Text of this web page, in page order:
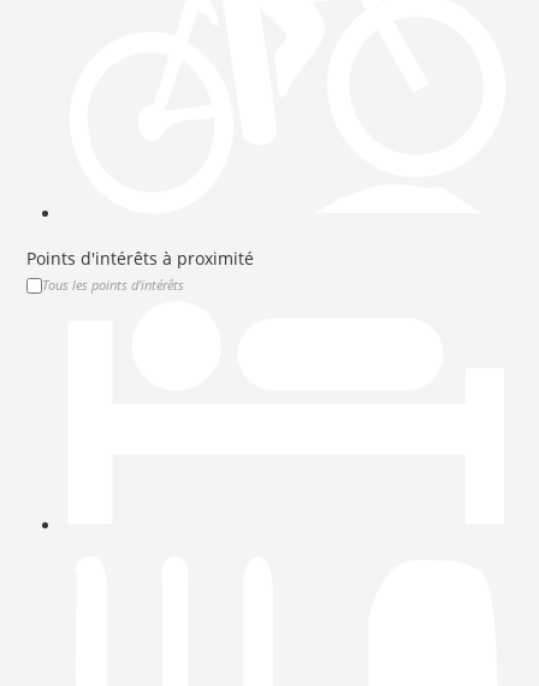
Points d'intérêts à proximité
Tous les points d'intérêts